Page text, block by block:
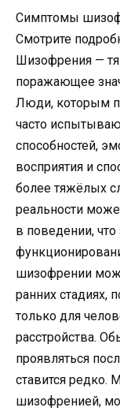
Симптомы
Смотрите
Шизофрения —
поражающее
Люди, которым
часто
способностей,
восприятия и
более тяжёлых
реальности
в поведении, что
шизофрении
ранних стадиях,
только для
расстройства.
проявляться
ставится редко.
шизофренией,